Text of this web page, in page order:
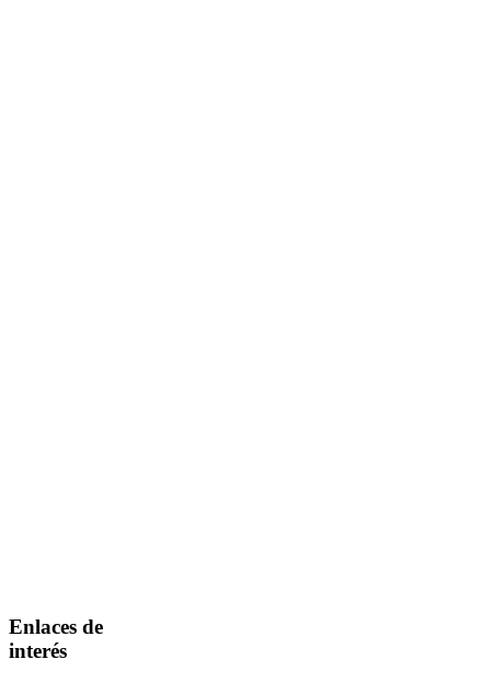
Enlaces de
interés